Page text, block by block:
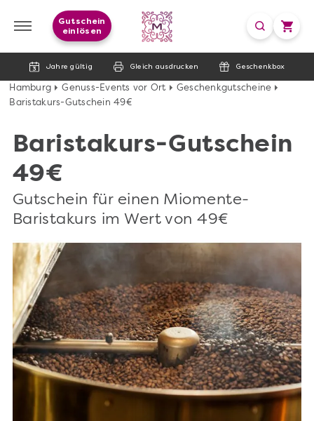
Jahre gültig Gleich ausdrucken Geschenkbox
Gutschein
einlösen
Hamburg Genuss-Events vor Ort
Geschenkgutscheine
Baristakurs-Gutschein 49€
Baristakurs-Gutschein
49€
Gutschein für einen Miomente-
Baristakurs im Wert von 49€